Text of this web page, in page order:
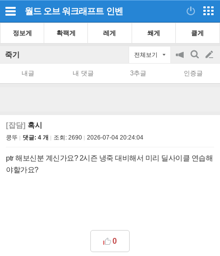
월드 오브 워크래프트 인벤
정보게 확팩게 레게 쐐게 클게
죽기 전체보기
공
on/off
검
색
글
쓰
내글 내 댓글 3추글 인증글
[잡담] 혹시
쿵뚜 댓글: 4 개 조회: 2690 2026-07-04 20:24:04
ptr 해보신분 계신가요? 2시즌 냉죽 대비해서 미리 딜사이클 연습해
야할가요?
0